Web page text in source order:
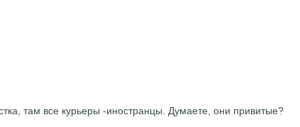
там все курьеры -иностранцы. Думаете, они привитые?